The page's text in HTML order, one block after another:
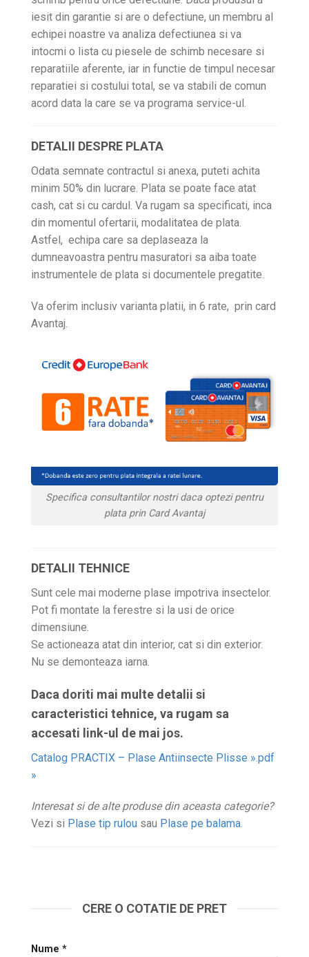
iesit din garantie si are o defectiune, un membru al
echipei noastre va analiza defectiunea si va
intocmi o lista cu piesele de schimb necesare si
reparatiile aferente, iar in functie de timpul necesar
reparatiei si costului total, se va stabili de comun
acord data la care se va programa service-ul.
DETALII DESPRE PLATA
Odata semnate contractul si anexa, puteti achita
minim 50% din lucrare. Plata se poate face atat
cash, cat si cu cardul. Va rugam sa specificati, inca
din momentul ofertarii, modalitatea de plata.
Astfel, echipa care sa deplaseaza la
dumneavoastra pentru masuratori sa aiba toate
instrumentele de plata si documentele pregatite.
Va oferim inclusiv varianta platii, in 6 rate, prin card
Avantaj.
Specifica consultantilor nostri daca optezi pentru
plata prin Card Avantaj
DETALII TEHNICE
Sunt cele mai moderne plase impotriva insectelor.
Pot fi montate la ferestre si la usi de orice
dimensiune.
Se actioneaza atat din interior, cat si din exterior.
Nu se demonteaza iarna.
Daca doriti mai multe detalii si
caracteristici tehnice, va rugam sa
accesati link-ul de mai jos.
Catalog PRACTIX – Plase Antiinsecte Plisse ».pdf
»
Interesat si de alte produse din aceasta categorie?
Vezi si Plase tip rulou sau Plase pe balama.
CERE O COTATIE DE PRET
Nume *